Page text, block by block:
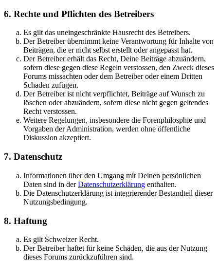
6. Rechte und Pflichten des Betreibers
Es gilt das uneingeschränkte Hausrecht des Betreibers.
Der Betreiber übernimmt keine Verantwortung für Inhalte von
Beiträgen, die er nicht selbst erstellt oder angepasst hat.
Der Betreiber erhält das Recht, Deine Beiträge abzuändern,
sofern diese gegen diese Regeln verstossen, den Zweck dieses
Forums missachten oder dem Betreiber oder einem Dritten
Schaden zufügen.
Der Betreiber ist nicht verpflichtet, Beiträge auf Wunsch zu
löschen oder abzuändern, sofern diese nicht gegen geltendes
Recht verstossen.
Weitere Regelungen, insbesondere die Forenphilosphie und
Vorgaben der Administration, werden ohne öffentliche
Diskussion akzeptiert.
7. Datenschutz
Informationen über den Umgang mit Deinen persönlichen
Daten sind in derDatenschutzerklärung enthalten.
Die Datenschutzerklärung ist integrierender Bestandteil dieser
Nutzungsbedingung.
8. Haftung
Es gilt Schweizer Recht.
Der Betreiber haftet für keine Schäden, die aus der Nutzung
dieses Forums zurückzuführen sind.